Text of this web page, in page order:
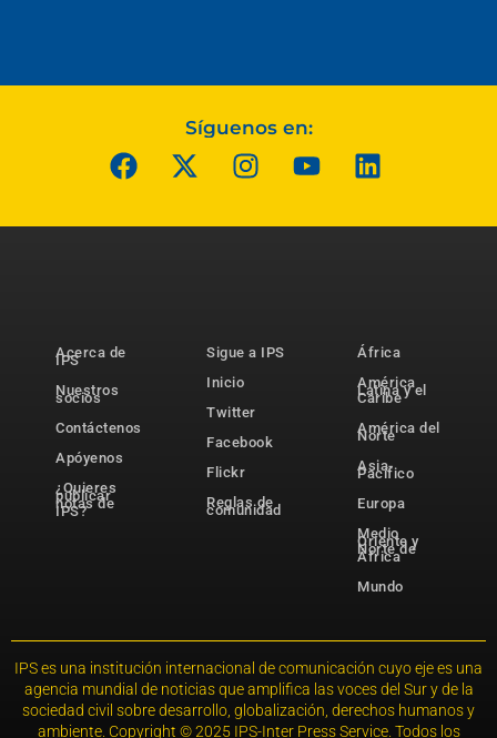
Síguenos en:
Acerca de
IPS
Nuestros
socios
Contáctenos
Apóyenos
¿Quieres
publicar
notas de
IPS?
Sigue a IPS
Inicio
Twitter
Facebook
Flickr
Reglas de
comunidad
África
América
Latina y el
Caribe
América del
Norte
Asia-
Pacífico
Europa
Medio
Oriente y
Norte de
África
Mundo
IPS es una institución internacional de comunicación cuyo eje es una
agencia mundial de noticias que amplifica las voces del Sur y de la
sociedad civil sobre desarrollo, globalización, derechos humanos y
ambiente. Copyright © 2025 IPS-Inter Press Service. Todos los